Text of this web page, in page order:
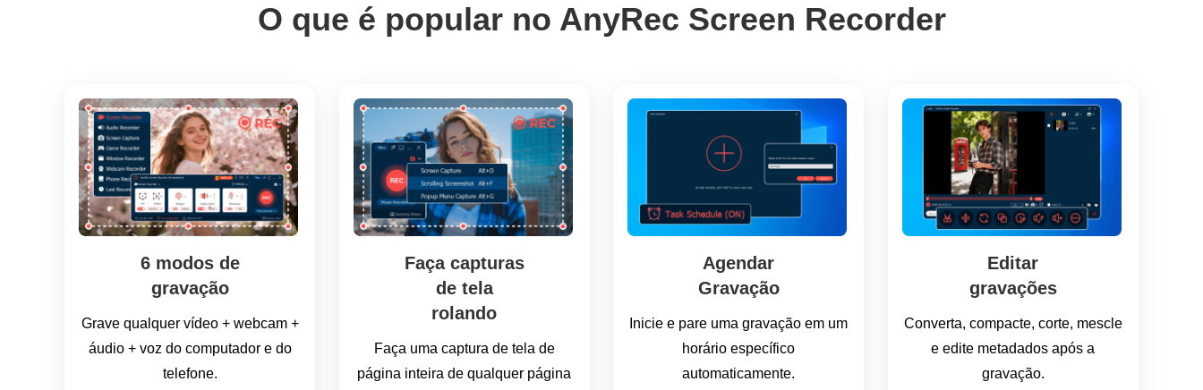
O que é popular no AnyRec Screen Recorder
6 modos de
gravação
Grave qualquer vídeo + webcam +
áudio + voz do computador e do
telefone.
Faça capturas
de tela
rolando
Faça uma captura de tela de
página inteira de qualquer página
Agendar
Gravação
Inicie e pare uma gravação em um
horário específico
automaticamente.
Editar
gravações
Converta, compacte, corte, mescle
e edite metadados após a
gravação.